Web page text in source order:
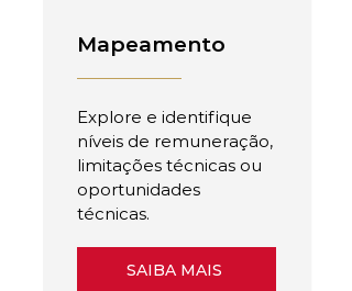
Mapeamento
Explore e identifique
níveis de remuneração,
limitações técnicas ou
oportunidades
técnicas.
SAIBA MAIS